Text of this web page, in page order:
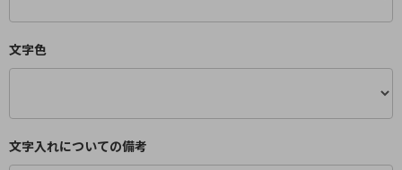
文字色
文字入れについての備考